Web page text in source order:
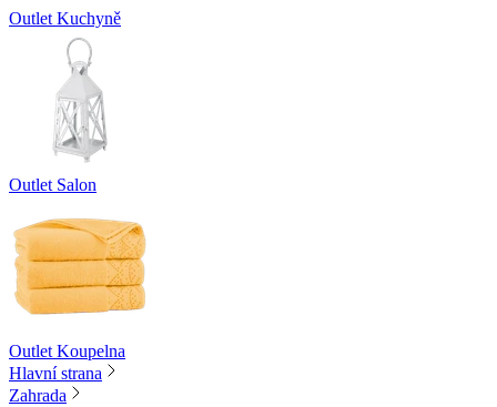
Outlet Kuchyně
Outlet Salon
Outlet Koupelna
Hlavní strana
Zahrada